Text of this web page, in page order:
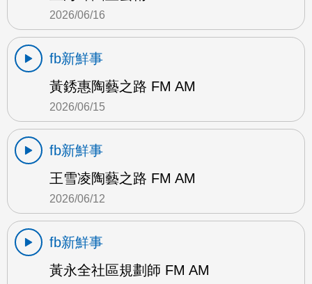
2026/06/16
fb新鮮事
黃銹惠陶藝之路 FM AM
2026/06/15
fb新鮮事
王雪凌陶藝之路 FM AM
2026/06/12
fb新鮮事
黃永全社區規劃師 FM AM